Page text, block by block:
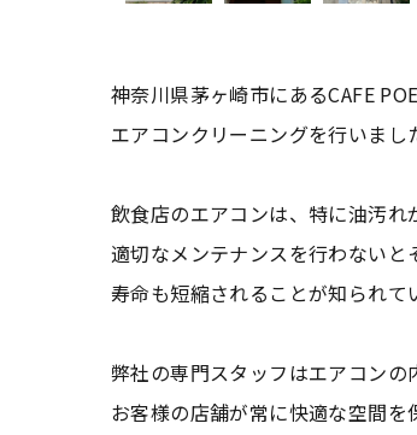
神奈川県茅ヶ崎市にあるCAFE
エアコンクリーニングを行いまし
飲食店のエアコンは、特に油汚れ
適切なメンテナンスを行わないと
寿命も短縮されることが知られて
弊社の専門スタッフはエアコンの
お客様の店舗が常に快適な空間を